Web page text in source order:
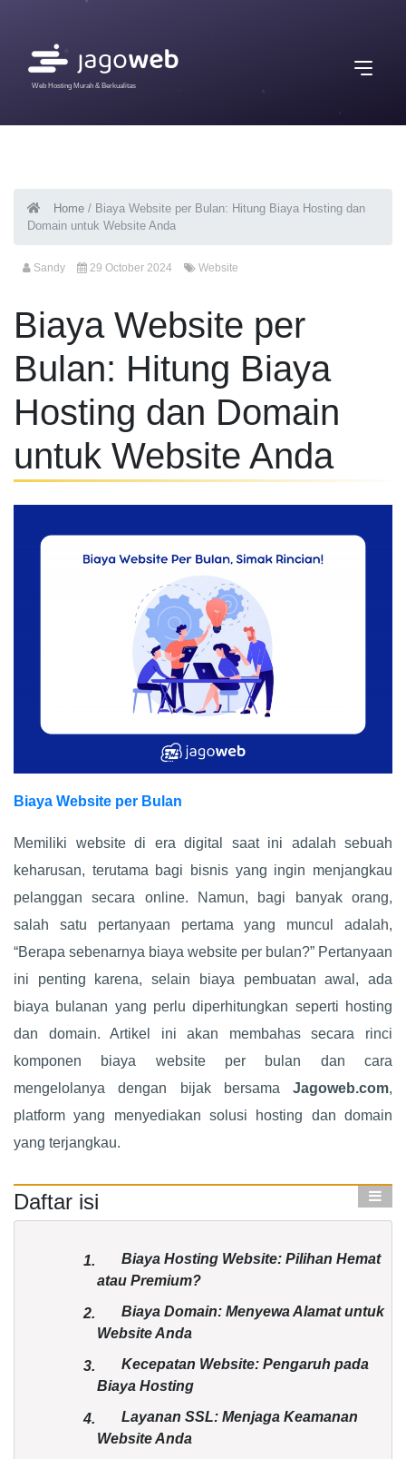
Web Hosting Murah & Berkualitas
Home / Biaya Website per Bulan: Hitung Biaya Hosting dan
Domain untuk Website Anda
Sandy 29 October 2024 Website
Biaya Website per
Bulan: Hitung Biaya
Hosting dan Domain
untuk Website Anda
Biaya Website per Bulan
Memiliki website di era digital saat ini adalah sebuah
keharusan, terutama bagi bisnis yang ingin menjangkau
pelanggan secara online. Namun, bagi banyak orang,
salah satu pertanyaan pertama yang muncul adalah,
“Berapa sebenarnya biaya website per bulan?” Pertanyaan
ini penting karena, selain biaya pembuatan awal, ada
biaya bulanan yang perlu diperhitungkan seperti hosting
dan domain. Artikel ini akan membahas secara rinci
komponen biaya website per bulan dan cara
mengelolanya dengan bijak bersama Jagoweb.com,
platform yang menyediakan solusi hosting dan domain
yang terjangkau.
Daftar isi
1.
Biaya Hosting Website: Pilihan Hemat
atau Premium?
2.
Biaya Domain: Menyewa Alamat untuk
Website Anda
3.
Kecepatan Website: Pengaruh pada
Biaya Hosting
4.
Layanan SSL: Menjaga Keamanan
Website Anda